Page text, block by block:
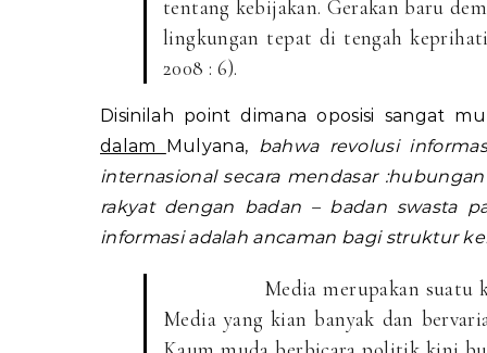
tentang kebijakan. Gerakan baru
lingkungan tepat di tengah
2008 : 6).
Disinilah point dimana oposisi sangat
dalam Mulyana, bahwa revolusi
internasional secara mendasar
rakyat dengan badan – badan swasta
informasi adalah ancaman bagi struktur
Media merupakan suatu kotak
Media yang kian banyak dan